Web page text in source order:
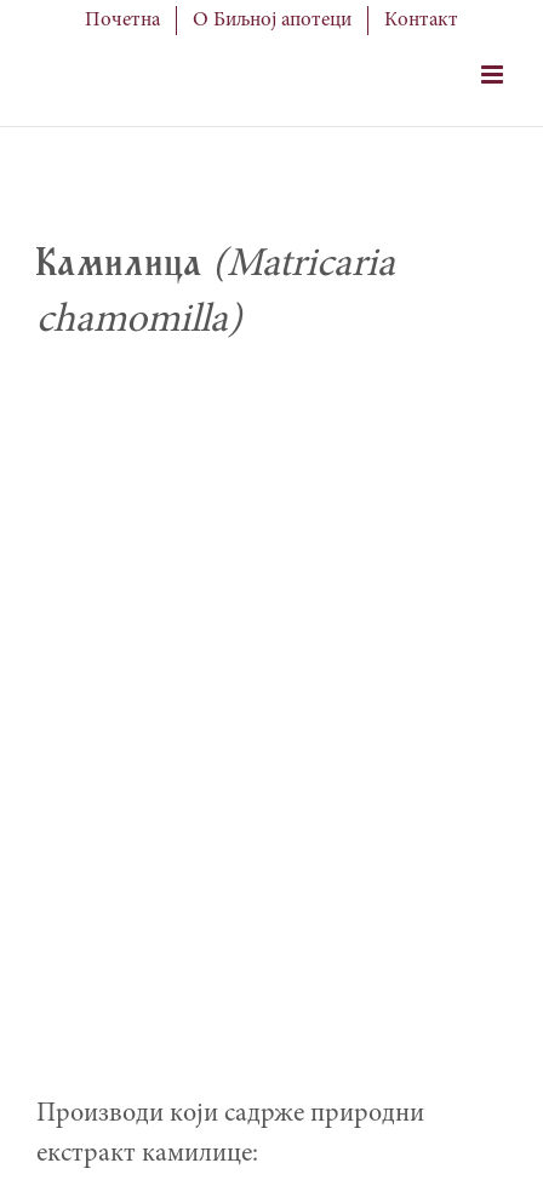
Почетна О Биљној апотеци Контакт
Kamilica (Matricaria
chamomilla)
Производи који садрже природни
екстракт камилице: